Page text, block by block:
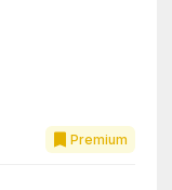
Premium